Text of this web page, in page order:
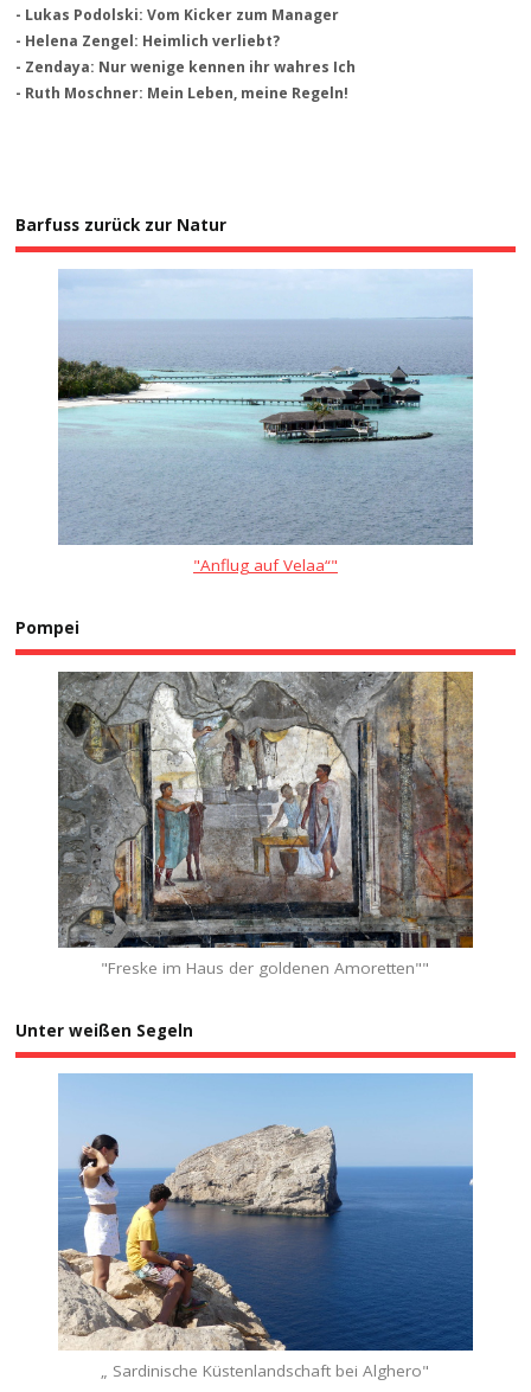
- Lukas Podolski: Vom Kicker zum Manager
- Helena Zengel: Heimlich verliebt?
- Zendaya: Nur wenige kennen ihr wahres Ich
- Ruth Moschner: Mein Leben, meine Regeln!
Barfuss zurück zur Natur
"Anflug auf Velaa“"
Pompei
"Freske im Haus der goldenen Amoretten""
Unter weißen Segeln
„ Sardinische Küstenlandschaft bei Alghero"